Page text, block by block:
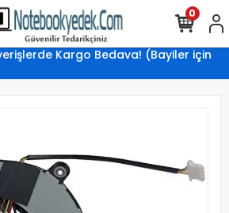
Kargo Bedava! (Bayiler için
0